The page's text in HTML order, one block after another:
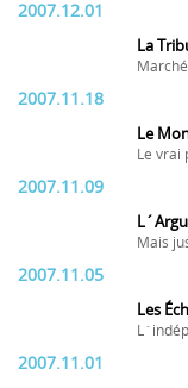
2007.12.01
La
2007.11.18
Le
Le vrai
2007.11.09
Mais
2007.11.05
Les
2007.11.01